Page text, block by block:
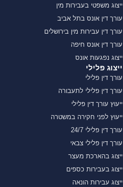
ייצוג משפטי בעבירות מין
עורך דין אונס בתל אביב
עורך דין עבירות מין בירושלים
עורך דין אונס חיפה
ייצוג נפגעות אונס
ייצוג פלילי
עורך דין פלילי
עורך דין פלילי לתעבורה
ייעוץ עורך דין פלילי
ייעוץ לפני חקירה במשטרה
עורך דין פלילי 24/7
עורך דין פלילי צבאי
ייצוג בהארכת מעצר
ייצוג בעבירות כספים
ייצוג עבירות הונאה